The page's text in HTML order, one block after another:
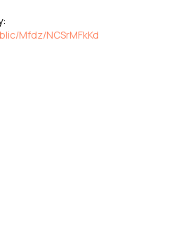
Mfdz/NCSrMFkKd